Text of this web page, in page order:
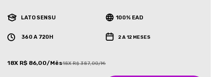
LATO SENSU 100% EAD
360 A 720H 2 A 12 MESES
18X R$ 86,00/Mês18X R$ 387,00/Mês